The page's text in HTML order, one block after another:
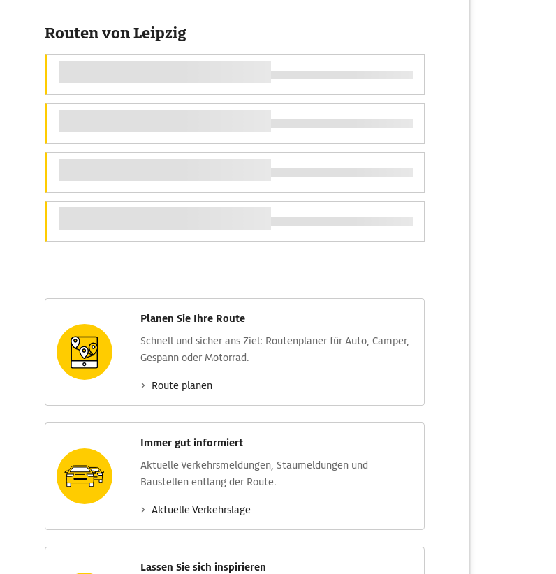
Routen von Leipzig
Planen Sie Ihre Route
Schnell und sicher ans Ziel: Routen­planer für Auto, Camper,
Gespann oder Motorrad.
Route planen
Immer gut informiert
Aktuelle Verkehrs­meldungen, Stau­meldungen und
Baustellen entlang der Route.
Aktuelle Verkehrs­lage
Lassen Sie sich inspirieren